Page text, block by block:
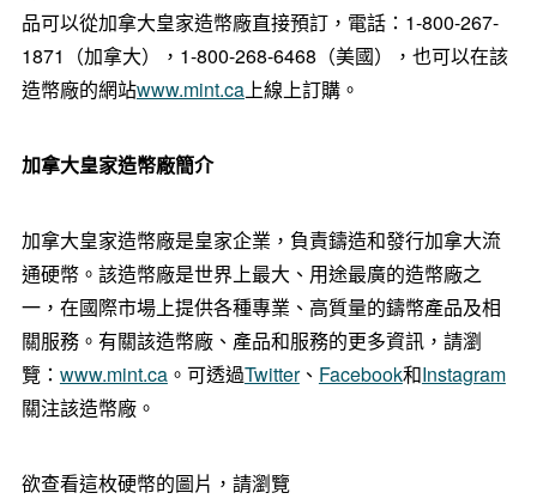
品可以從加拿大皇家造幣廠直接預訂，電話：1-800-267-
1871（加拿大），1-800-268-6468（美國），也可以在該
造幣廠的網站www.mint.ca上線上訂購。
加拿大皇家造幣廠簡介
加拿大皇家造幣廠是皇家企業，負責鑄造和發行加拿大流
通硬幣。該造幣廠是世界上最大、用途最廣的造幣廠之
一，在國際市場上提供各種專業、高質量的鑄幣產品及相
關服務。有關該造幣廠、產品和服務的更多資訊，請瀏
覽： www.mint.ca。可透過Twitter、 Facebook和Instagram
關注該造幣廠。
欲查看這枚硬幣的圖片，請瀏覽